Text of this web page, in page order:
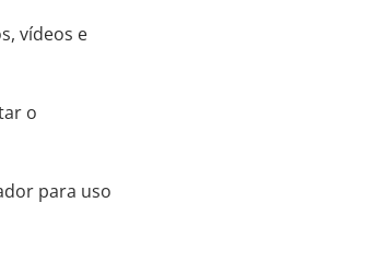
vídeos e
o
para uso